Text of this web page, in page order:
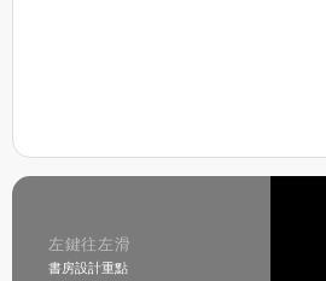
左鍵往左滑
書房設計重點